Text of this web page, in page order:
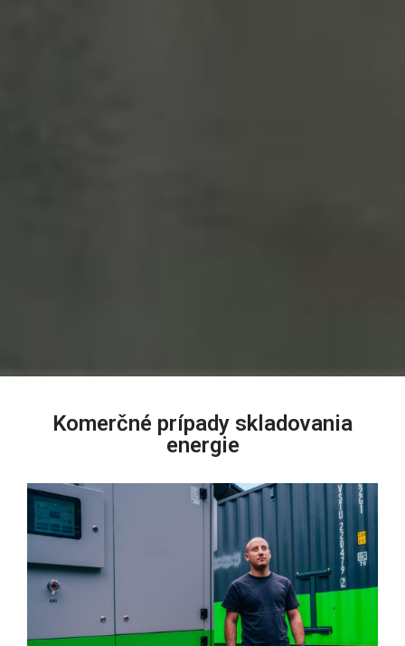
Komerčné prípady skladovania
energie